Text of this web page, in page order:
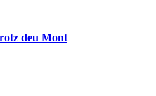
deu Mont